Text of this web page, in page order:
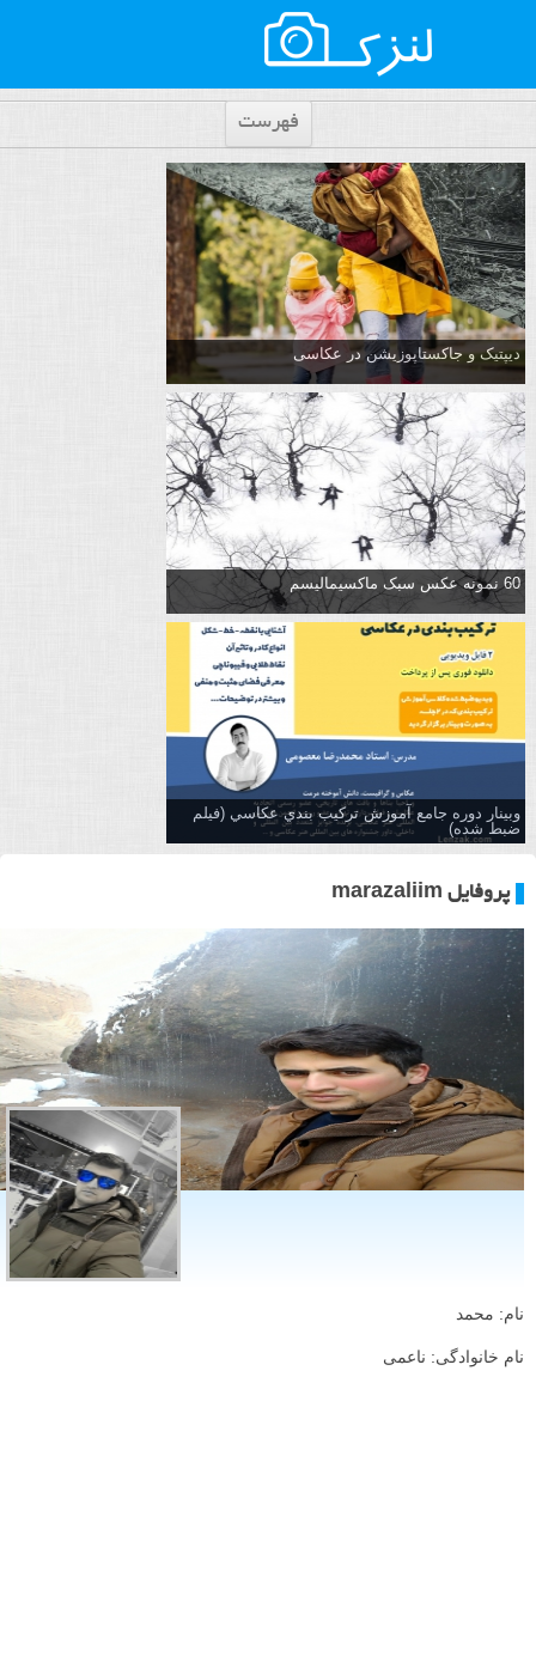
فهرست
دیپتیک و جاکستا‌پوزیشن در عکاسی
60 نمونه عکس سبک ماکسیمالیسم
وبینار دوره جامع آموزش تركيب بندي عكاسي (فیلم
ضبط شده)
پروفایل marazaliim
نام: محمد
نام خانوادگی: ناعمی